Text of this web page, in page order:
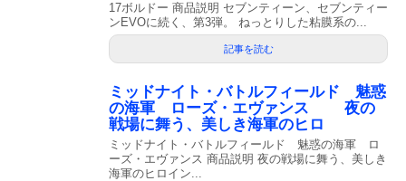
17ボルドー 商品説明 セブンティーン、セブンティー
ンEVOに続く、第3弾。 ねっとりした粘膜系の...
記事を読む
ミッドナイト・バトルフィールド 魅惑
の海軍 ローズ・エヴァンス 夜の
戦場に舞う、美しき海軍のヒロ
ミッドナイト・バトルフィールド 魅惑の海軍 ロ
ーズ・エヴァンス 商品説明 夜の戦場に舞う、美しき
海軍のヒロイン...